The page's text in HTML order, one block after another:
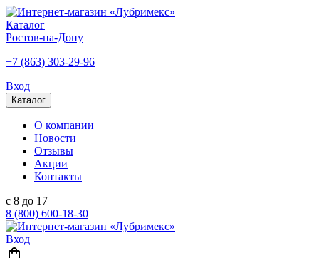
Каталог
Ростов-на-Дону
+7 (863) 303-29-96
Вход
Каталог
О компании
Новости
Отзывы
Акции
Контакты
с 8 до 17
8 (800) 600-18-30
Вход